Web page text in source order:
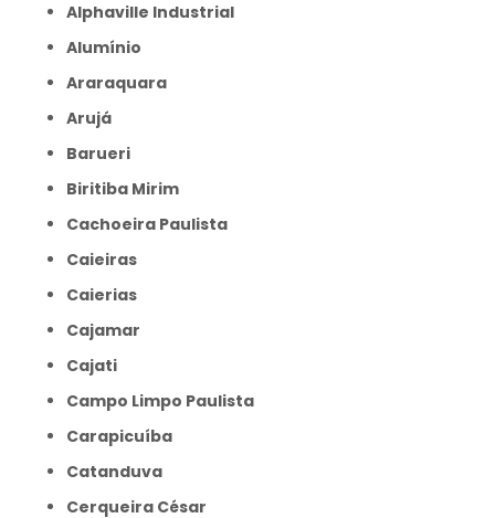
Alphaville Industrial
Alumínio
Araraquara
Arujá
Barueri
Biritiba Mirim
Cachoeira Paulista
Caieiras
Caierias
Cajamar
Cajati
Campo Limpo Paulista
Carapicuíba
Catanduva
Cerqueira César